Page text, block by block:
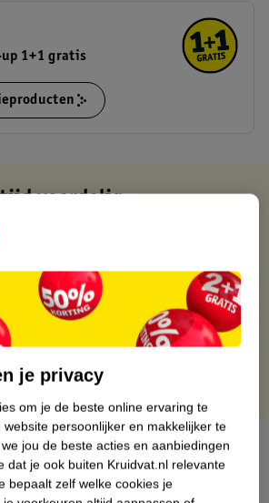
up 1+1 gratis
voordelig
winkel
vanaf 50.00
binnen 30 dagen
je Kruidvat kaart
je privacy
om je de beste online ervaring te
persoonlijker en makkelijker te
jou de beste acties en aanbiedingen
dat je ook buiten Kruidvat.nl relevante
bepaalt zelf welke cookies je